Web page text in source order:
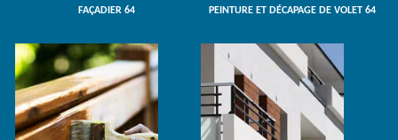
FAÇADIER 64 PEINTURE ET DÉCAPAGE DE VOLET 64